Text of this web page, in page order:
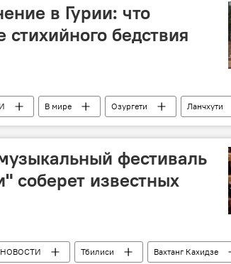
в Гурии: что
стихийного бедствия
В мире Озургети
Ланчхути
фестиваль
соберет известных
НОВОСТИ Тбилиси
Вахтанг Кахидзе